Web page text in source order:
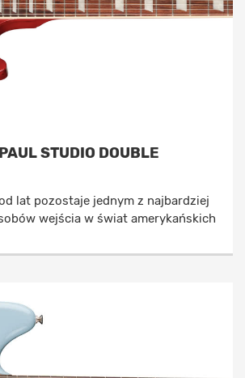
STUDIO DOUBLE
lat pozostaje jednym z najbardziej
wejścia w świat amerykańskich